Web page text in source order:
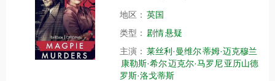
地区： 英国
类型： 剧情悬疑
主演： 莱丝利·曼维尔蒂姆·迈克穆兰
康勒斯·希尔迈克尔·马罗尼亚历山德
罗斯·洛戈蒂斯